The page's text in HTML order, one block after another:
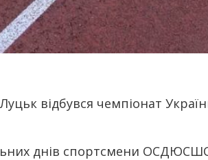
відбувся чемпіонат
днів спортсмени